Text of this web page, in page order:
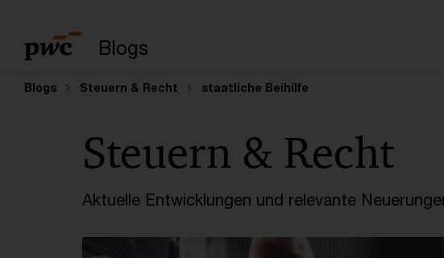
Blogs
Blogs Steuern & Recht staatliche Beihilfe
Steuern & Recht
Aktuelle Entwicklungen und relevante